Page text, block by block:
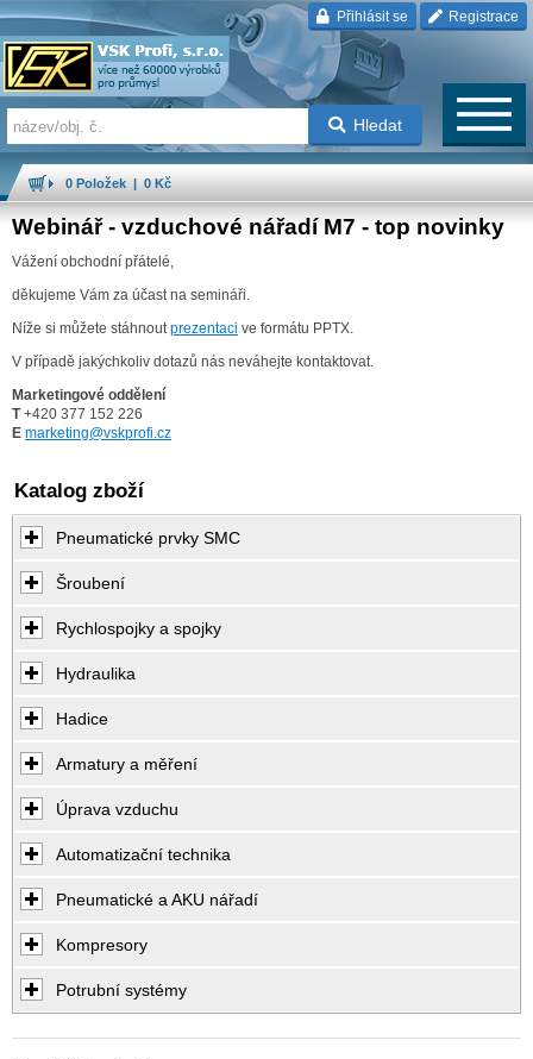
Přihlásit se Registrace
Hledat
0 Položek | 0 Kč
Webinář - vzduchové nářadí M7 - top novinky
Vážení obchodní přátelé,
děkujeme Vám za účast na semináři.
Níže si můžete stáhnoutprezentaci ve formátu PPTX.
V případě jakýchkoliv dotazů nás neváhejte kontaktovat.
Marketingové oddělení
T+420 377 152 226
E marketing@vskprofi.cz
Katalog zboží
Pneumatické prvky SMC
Šroubení
Rychlospojky a spojky
Hydraulika
Hadice
Armatury a měření
Úprava vzduchu
Automatizační technika
Pneumatické a AKU nářadí
Kompresory
Potrubní systémy